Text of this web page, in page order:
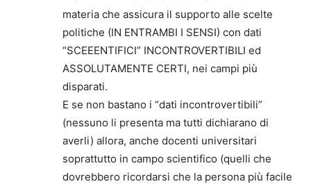
materia che assicura il supporto alle scelte
politiche (IN ENTRAMBI I SENSI) con dati
“SCEEENTIFICI” INCONTROVERTIBILI ed
ASSOLUTAMENTE CERTI, nei campi più
disparati.
E se non bastano i “dati incontrovertibili”
(nessuno li presenta ma tutti dichiarano di
averli) allora, anche docenti universitari
soprattutto in campo scientifico (quelli che
dovrebbero ricordarsi che la persona più facile